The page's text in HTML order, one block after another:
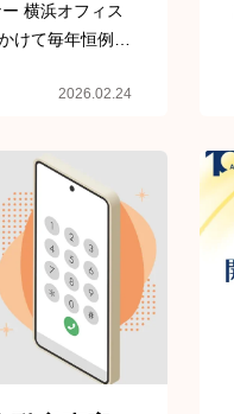
横浜オフィス
けて毎年恒例…
2026.02.24